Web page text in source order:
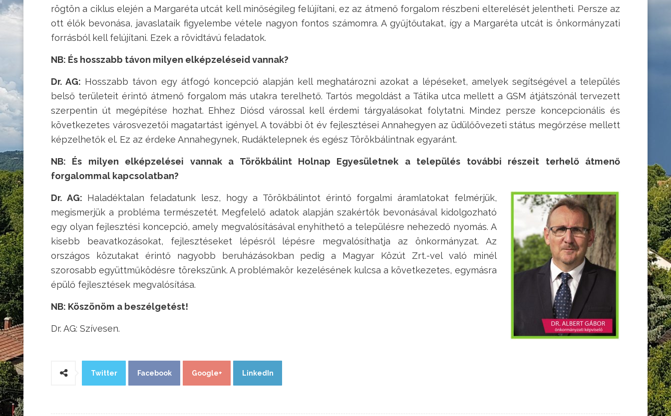
rögtön a ciklus elején a Margaréta utcát kell minőségileg felújítani, ez az átmenő forgalom részbeni elterelését jelentheti. Persze az
ott élők bevonása, javaslataik figyelembe vétele nagyon fontos számomra. A gyűjtőutakat, így a Margaréta utcát is önkormányzati
forrásból kell felújítani. Ezek a rövidtávú feladatok.
NB: És hosszabb távon milyen elképzeléseid vannak?
Dr. AG: Hosszabb távon egy átfogó koncepció alapján kell meghatározni azokat a lépéseket, amelyek segítségével a település
belső területeit érintő átmenő forgalom más utakra terelhető. Tartós megoldást a Tátika utca mellett a GSM átjátszónál tervezett
szerpentin út megépítése hozhat. Ehhez Diósd várossal kell érdemi tárgyalásokat folytatni. Mindez persze koncepcionális és
következetes városvezetői magatartást igényel. A további öt év fejlesztései Annahegyen az üdülőövezeti státus megőrzése mellett
képzelhetők el. Ez az érdeke Annahegynek, Rudáktelepnek és egész Törökbálintnak egyaránt.
NB: És milyen elképzelései vannak a Törökbálint Holnap Egyesületnek a település további részeit terhelő átmenő
forgalommal kapcsolatban?
Dr. AG: Haladéktalan feladatunk lesz, hogy a Törökbálintot érintő forgalmi áramlatokat felmérjük,
megismerjük a probléma természetét. Megfelelő adatok alapján szakértők bevonásával kidolgozható
egy olyan fejlesztési koncepció, amely megvalósításával enyhíthető a településre nehezedő nyomás. A
kisebb beavatkozásokat, fejlesztéseket lépésről lépésre megvalósíthatja az önkormányzat. Az
országos közutakat érintő nagyobb beruházásokban pedig a Magyar Közút Zrt.-vel való minél
szorosabb együttműködésre törekszünk. A problémakör kezelésének kulcsa a következetes, egymásra
épülő fejlesztések megvalósítása.
NB: Köszönöm a beszélgetést!
Dr. AG: Szívesen.
Twitter Facebook Google+ LinkedIn